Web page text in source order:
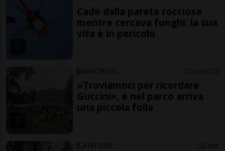
Cade dalla parete rocciosa
mentre cercava funghi: la sua
vita è in pericolo
MENDRISIO 2 ore 23
«Troviamoci per ricordare
Guccini», e nel parco arriva
una piccola folla
CANTONE 2 ore